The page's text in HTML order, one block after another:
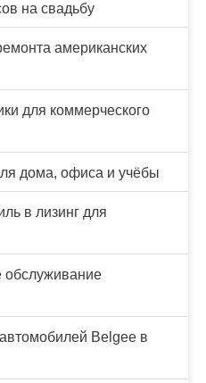
на свадьбу
американских
для коммерческого
дома, офиса и учёбы
в лизинг для
обслуживание
Belgee в